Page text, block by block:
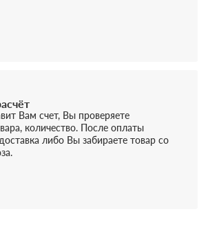
Вам счет, Вы проверяете
количество. После оплаты
либо Вы забираете товар со